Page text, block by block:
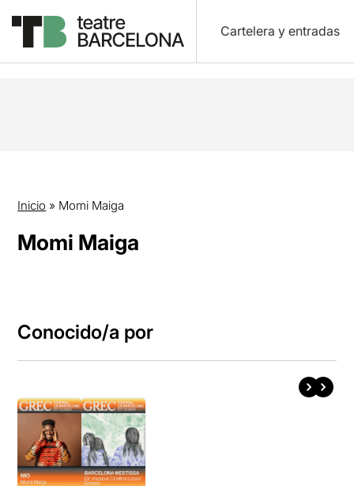
Cartelera y entradas
Inicio » Momi Maiga
Momi Maiga
Conocido/a por